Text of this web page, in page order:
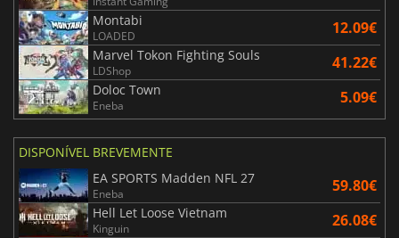
Montabi
LOADED 12.09€
Marvel Tokon Fighting Souls
LDShop 41.22€
Doloc Town
Eneba 5.09€
DISPONÍVEL BREVEMENTE
EA SPORTS Madden NFL 27
Eneba 59.80€
Hell Let Loose Vietnam
Kinguin 26.08€